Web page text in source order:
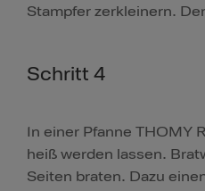
Stampfer zerkleinern.
Schritt 4
In einer Pfanne THOMY
heiß werden lassen.
Seiten braten. Dazu